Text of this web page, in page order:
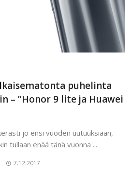
puhelinta
– ”Honor 9 lite ja Huawei
jo ensi vuoden uutuuksiaan,
tullaan enää tänä vuonna ...
7.12.2017